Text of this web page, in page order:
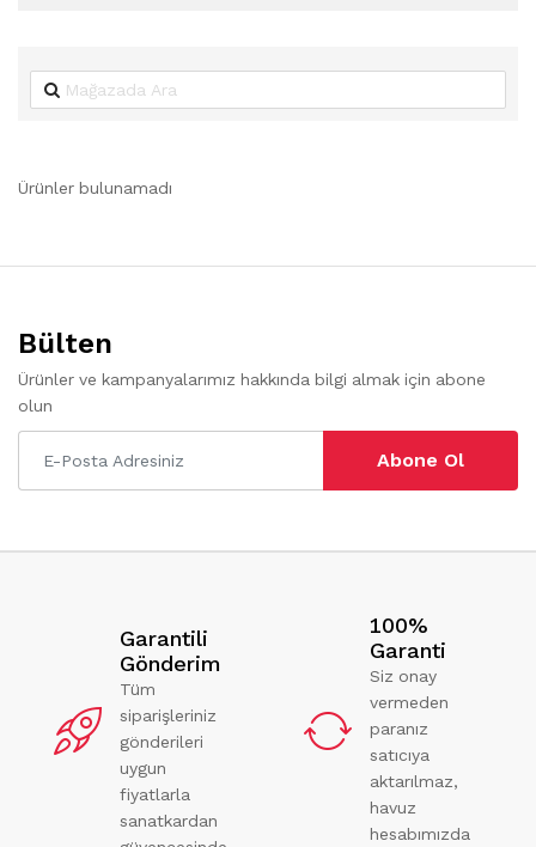
Ürünler bulunamadı
Bülten
Ürünler ve kampanyalarımız hakkında bilgi almak için abone
olun
Abone Ol
Garantili
Gönderim
Tüm
siparişleriniz
gönderileri
uygun
fiyatlarla
sanatkardan
100%
Garanti
Siz onay
vermeden
paranız
satıcıya
aktarılmaz,
havuz
hesabımızda